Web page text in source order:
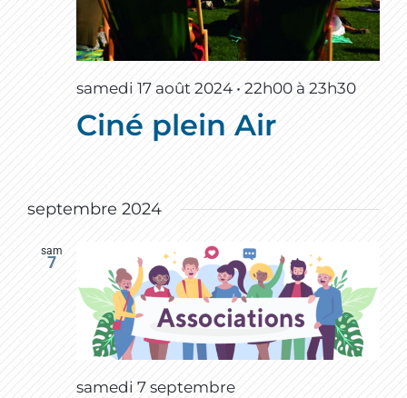
samedi 17 août 2024 • 22h00à 23h30
Ciné plein Air
septembre 2024
sam
7
samedi 7 septembre